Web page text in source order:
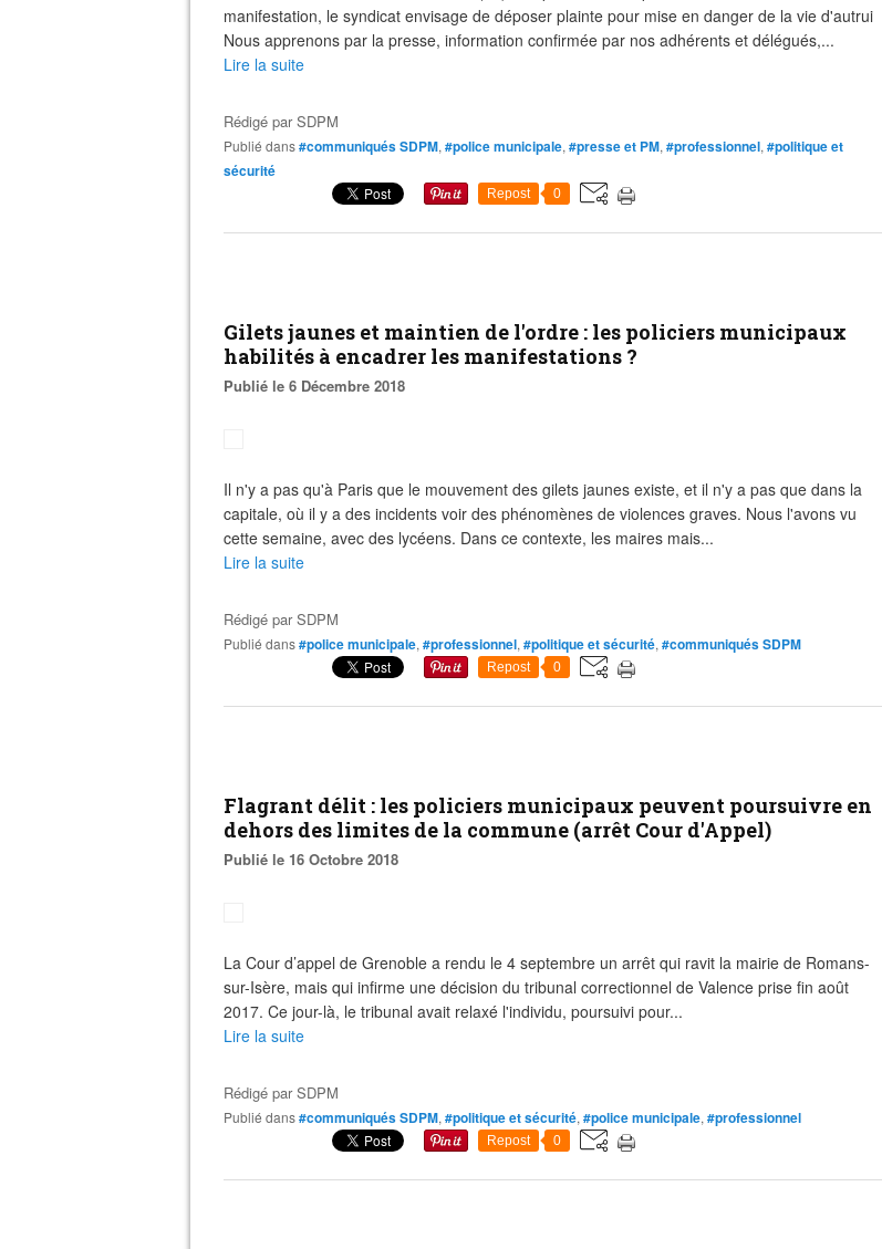
manifestation, le syndicat envisage de déposer plainte pour mise en danger de la vie d'autrui
Nous apprenons par la presse, information confirmée par nos adhérents et délégués,...
Lire la suite
Rédigé parSDPM
Publié dans#communiqués SDPM, #police municipale, #presse et PM, #professionnel, #politique et
sécurité
Repost 0
Gilets jaunes et maintien de l'ordre : les policiers municipaux
habilités à encadrer les manifestations ?
Publié le 6 Décembre 2018
Il n'y a pas qu'à Paris que le mouvement des gilets jaunes existe, et il n'y a pas que dans la
capitale, où il y a des incidents voir des phénomènes de violences graves. Nous l'avons vu
cette semaine, avec des lycéens. Dans ce contexte, les maires mais...
Lire la suite
Rédigé parSDPM
Publié dans#police municipale, #professionnel, #politique et sécurité, #communiqués SDPM
Repost 0
Flagrant délit : les policiers municipaux peuvent poursuivre en
dehors des limites de la commune (arrêt Cour d'Appel)
Publié le 16 Octobre 2018
La Cour d’appel de Grenoble a rendu le 4 septembre un arrêt qui ravit la mairie de Romans-
sur-Isère, mais qui infirme une décision du tribunal correctionnel de Valence prise fin août
2017. Ce jour-là, le tribunal avait relaxé l'individu, poursuivi pour...
Lire la suite
Rédigé parSDPM
Publié dans#communiqués SDPM, #politique et sécurité, #police municipale, #professionnel
Repost 0